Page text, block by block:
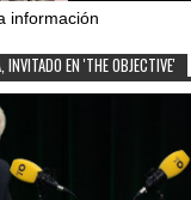
información
INVITADO EN 'THE OBJECTIVE'